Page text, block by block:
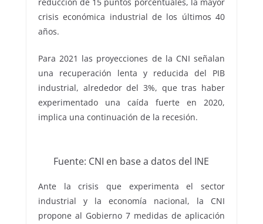
crisis económica industrial de los últimos 40
años.
Para 2021 las proyecciones de la CNI señalan
una recuperación lenta y reducida del PIB
industrial, alrededor del 3%, que tras haber
experimentado una caída fuerte en 2020,
implica una continuación de la recesión.
Fuente: CNI en base a datos del INE
Ante la crisis que experimenta el sector
industrial y la economía nacional, la CNI
propone al Gobierno 7 medidas de aplicación